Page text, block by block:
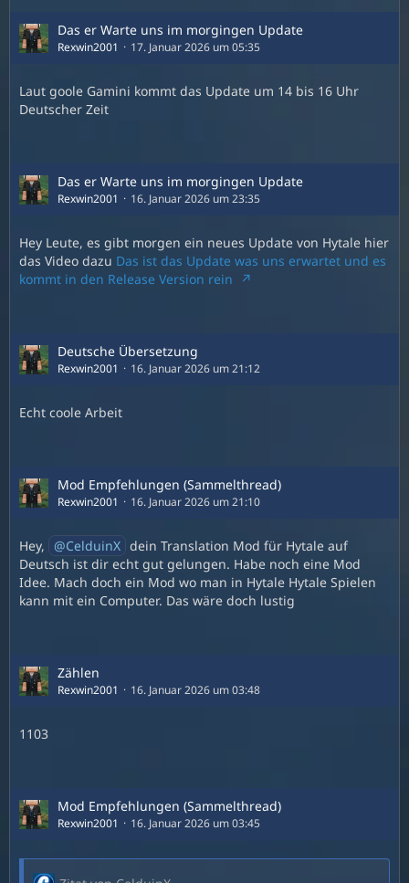
Das er Warte uns im morgingen Update
Rexwin2001 17. Januar 2026 um 05:35
Laut goole Gamini kommt das Update um 14 bis 16 Uhr
Deutscher Zeit
Das er Warte uns im morgingen Update
Rexwin2001 16. Januar 2026 um 23:35
Hey Leute, es gibt morgen ein neues Update von Hytale hier
das Video dazu Das ist das Update was uns erwartet und es
kommt in den Release Version rein
Deutsche Übersetzung
Rexwin2001 16. Januar 2026 um 21:12
Echt coole Arbeit
Mod Empfehlungen (Sammelthread)
Rexwin2001 16. Januar 2026 um 21:10
Hey, CelduinX dein Translation Mod für Hytale auf
Deutsch ist dir echt gut gelungen. Habe noch eine Mod
Idee. Mach doch ein Mod wo man in Hytale Hytale Spielen
kann mit ein Computer. Das wäre doch lustig
Zählen
Rexwin2001 16. Januar 2026 um 03:48
1103
Mod Empfehlungen (Sammelthread)
Rexwin2001 16. Januar 2026 um 03:45